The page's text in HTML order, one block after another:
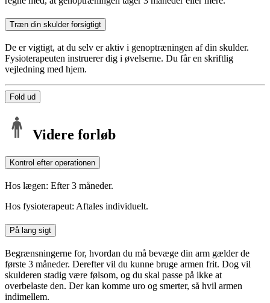
Træn din skulder forsigtigt
De er vigtigt, at du selv er aktiv i genoptræningen af din skulder.
Fysioterapeuten instruerer dig i øvelserne. Du får en skriftlig
vejledning med hjem.
Fold ud
Videre forløb
Kontrol efter operationen
Hos lægen: Efter 3 måneder.
Hos fysioterapeut: Aftales individuelt.
På lang sigt
Begrænsningerne for, hvordan du må bevæge din arm gælder de
første 3 måneder. Derefter vil du kunne bruge armen frit. Dog vil
skulderen stadig være følsom, og du skal passe på ikke at
overbelaste den. Der kan komme uro og smerter, så hvil armen
indimellem.